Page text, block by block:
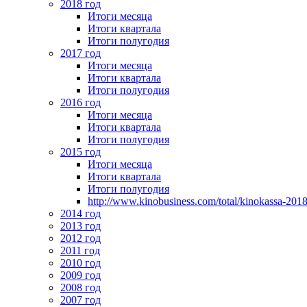
2018 год
Итоги месяца
Итоги квартала
Итоги полугодия
2017 год
Итоги месяца
Итоги квартала
Итоги полугодия
2016 год
Итоги месяца
Итоги квартала
Итоги полугодия
2015 год
Итоги месяца
Итоги квартала
Итоги полугодия
http://www.kinobusiness.com/total/kinokassa-
2014 год
2013 год
2012 год
2011 год
2010 год
2009 год
2008 год
2007 год